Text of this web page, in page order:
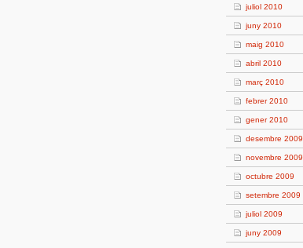
juliol 2010
juny 2010
maig 2010
abril 2010
març 2010
febrer 2010
gener 2010
desembre 2009
novembre 2009
octubre 2009
setembre 2009
juliol 2009
juny 2009